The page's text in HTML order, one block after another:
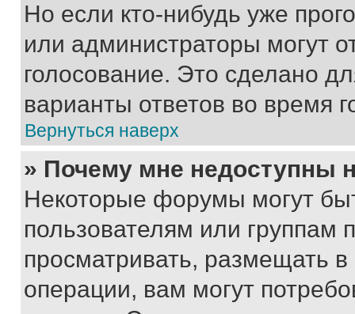
Но если кто-нибудь уже
или администраторы могут
голосование. Это сделано
варианты ответов во время
Вернуться наверх
» Почему мне недоступны
Некоторые форумы могут
пользователям или группам
просматривать, размещать
операции, вам могут